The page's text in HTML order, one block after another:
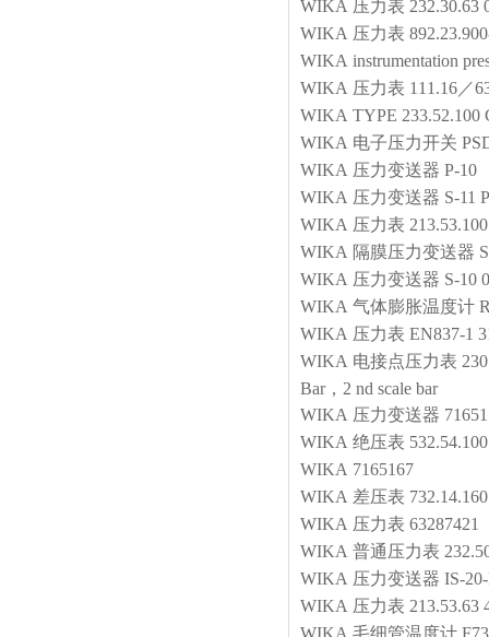
WIKA 压力表 232.30.63
WIKA 压力表
WIKA instrumentation
WIKA 压力表 111.16／
WIKA TYPE 233.52.100
WIKA 电子压力开关
WIKA 压力变送器 P-10
WIKA 压力变送器 S-11
WIKA 压力表
WIKA 隔膜压力变送器
WIKA 压力变送器 S-10
WIKA 气体膨胀温度计
WIKA 压力表 EN837-1
WIKA 电接点压力表
Bar，2 nd scale bar
WIKA 压力变送器
WIKA 绝压表
WIKA 7165167
WIKA 差压表
WIKA 压力表 63287421
WIKA 普通压力表
WIKA 压力变送器 IS-
WIKA 压力表 213.53.63
WIKA 毛细管温度计